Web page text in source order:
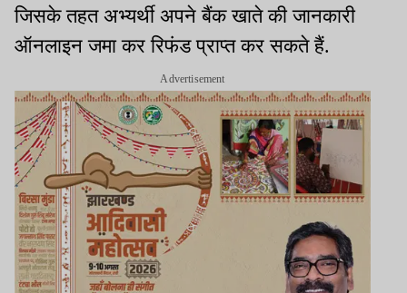
जिसके तहत अभ्यर्थी अपने बैंक खाते की जानकारी
ऑनलाइन जमा कर रिफंड प्राप्त कर सकते हैं.
Advertisement